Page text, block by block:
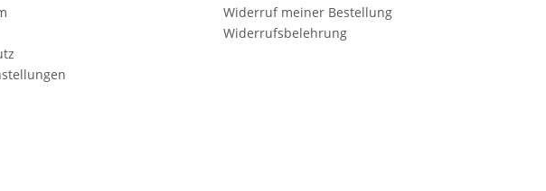
Widerruf meiner Bestellung
Widerrufsbelehrung